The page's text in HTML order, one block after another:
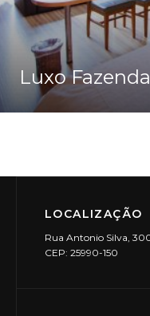
Luxo Fazenda
LOCALIZAÇÃO
Rua Antonio Silva,
CEP: 25990-150